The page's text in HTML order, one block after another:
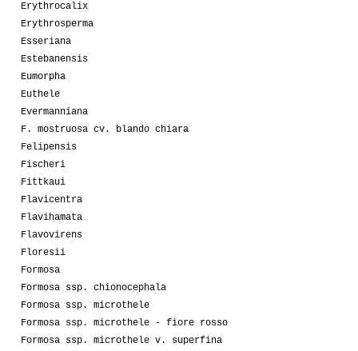
Erythrocalix
Erythrosperma
Esseriana
Estebanensis
Eumorpha
Euthele
Evermanniana
F. mostruosa cv. blando chiara
Felipensis
Fischeri
Fittkaui
Flavicentra
Flavihamata
Flavovirens
Floresii
Formosa
Formosa ssp. chionocephala
Formosa ssp. microthele
Formosa ssp. microthele - fiore rosso
Formosa ssp. microthele v. superfina